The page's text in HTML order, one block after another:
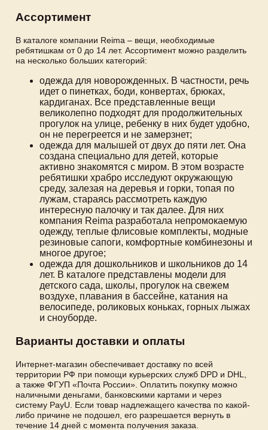
Ассортимент
В каталоге компании Reima – вещи, необходимые
ребятишкам от 0 до 14 лет. Ассортимент можно разделить
на несколько больших категорий:
одежда для новорожденных. В частности, речь
идет о пинетках, боди, конвертах, брюках,
кардиганах. Все представленные вещи
великолепно подходят для продолжительных
прогулок на улице, ребенку в них будет удобно,
он не перегреется и не замерзнет;
одежда для малышей от двух до пяти лет. Она
создана специально для детей, которые
активно знакомятся с миром. В этом возрасте
ребятишки храбро исследуют окружающую
среду, залезая на деревья и горки, топая по
лужам, стараясь рассмотреть каждую
интересную палочку и так далее. Для них
компания Reima разработала непромокаемую
одежду, теплые флисовые комплекты, модные
резиновые сапоги, комфортные комбинезоны и
многое другое;
одежда для дошкольников и школьников до 14
лет. В каталоге представлены модели для
детского сада, школы, прогулок на свежем
воздухе, плавания в бассейне, катания на
велосипеде, роликовых коньках, горных лыжах
и сноуборде.
Варианты доставки и оплаты
Интернет-магазин обеспечивает доставку по всей
территории РФ при помощи курьерских служб DPD и DHL,
а также ФГУП «Почта России». Оплатить покупку можно
наличными деньгами, банковскими картами и через
систему PayU. Если товар надлежащего качества по какой-
либо причине не подошел, его разрешается вернуть в
течение 14 дней с момента получения заказа.